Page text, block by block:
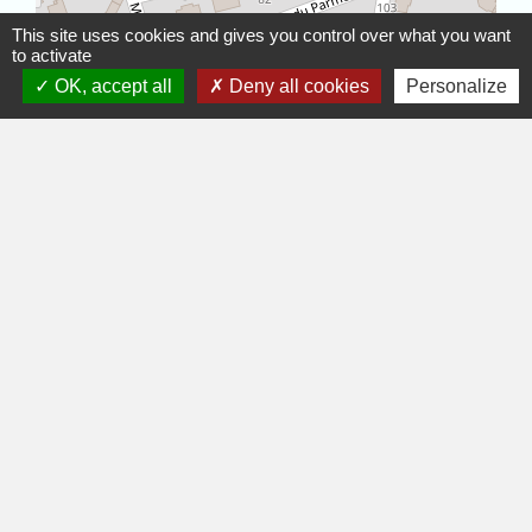
Leaflet
© OpenStreetMap
This site uses cookies and gives you control over what you want
to activate
OK, accept all
Deny all cookies Personalize